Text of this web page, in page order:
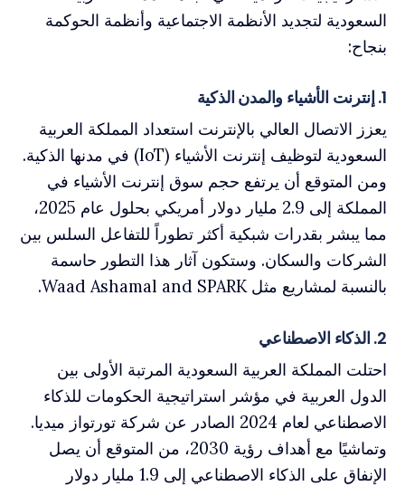
السعودية لتجديد الأنظمة الاجتماعية وأنظمة الحوكمة
بنجاح:
1. إنترنت الأشياء والمدن الذكية
يعزز الاتصال العالي بالإنترنت استعداد المملكة العربية
السعودية لتوظيف إنترنت الأشياء (IoT) في مدنها الذكية.
ومن المتوقع أن يرتفع حجم سوق إنترنت الأشياء في
المملكة إلى 2.9 مليار دولار أمريكي بحلول عام 2025،
مما يبشر بقدرات شبكية أكثر تطوراً للتفاعل السلس بين
الشركات والسكان. وستكون آثار هذا التطور حاسمة
بالنسبة لمشاريع مثل Waad Ashamal and SPARK.
2. الذكاء الاصطناعي
احتلت المملكة العربية السعودية المرتبة الأولى بين
الدول العربية في مؤشر استراتيجية الحكومات للذكاء
الاصطناعي لعام 2024 الصادر عن شركة تورتواز ميديا.
وتماشيًا مع أهداف رؤية 2030، من المتوقع أن يصل
الإنفاق على الذكاء الاصطناعي إلى 1.9 مليار دولار